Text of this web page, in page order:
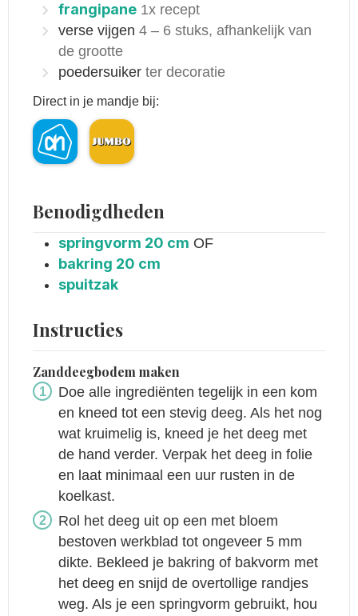
frangipane 1x recept
verse vijgen 4 – 6 stuks, afhankelijk van
de grootte
poedersuiker ter decoratie
Direct in je mandje bij:
Benodigdheden
springvorm 20 cm OF
bakring 20 cm
spuitzak
Instructies
Zanddeegbodem maken
Doe alle ingrediënten tegelijk in een kom
en kneed tot een stevig deeg. Als het nog
wat kruimelig is, kneed je het deeg met
de hand verder. Verpak het deeg in folie
en laat minimaal een uur rusten in de
koelkast.
Rol het deeg uit op een met bloem
bestoven werkblad tot ongeveer 5 mm
dikte. Bekleed je bakring of bakvorm met
het deeg en snijd de overtollige randjes
weg. Als je een springvorm gebruikt, hou